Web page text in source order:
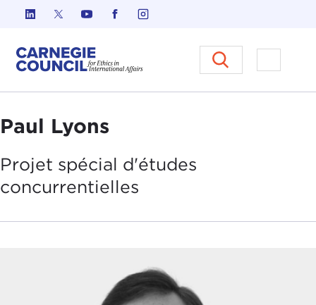
Skip to content
Carnegie Council sur
Ouvrir
Paul Lyons
Projet spécial d'études
concurrentielles